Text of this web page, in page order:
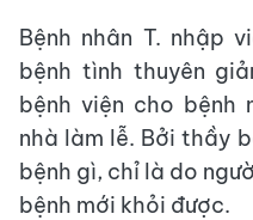
Bệnh nhân T. nhập
bệnh tình thuyên
bệnh viện cho bệnh
nhà làm lễ. Bởi thầy
bệnh gì, chỉ là do
bệnh mới khỏi được.